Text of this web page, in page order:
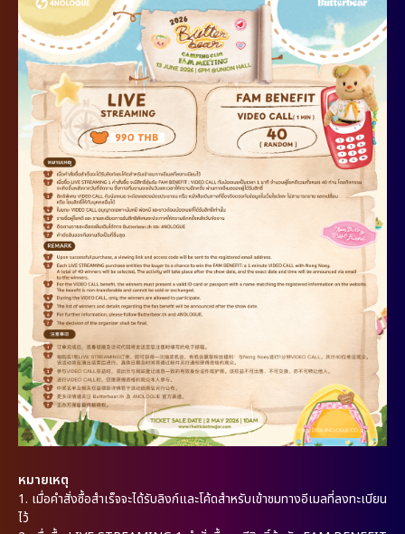
หมายเหตุ
1. เมื่อคำสั่งซื้อสำเร็จจะได้รับลิงก์และโค้ดสำหรับเข้าชมทางอีเมลที่ลงทะเบียน
ไว้